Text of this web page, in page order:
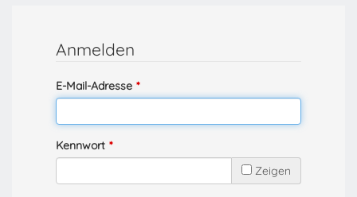
Anmelden
E-Mail-Adresse
Kennwort
Zeigen